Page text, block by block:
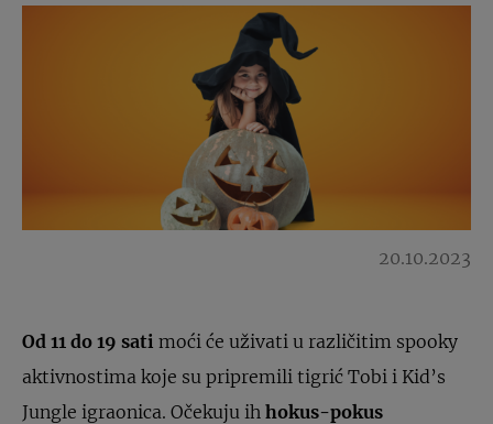
20.10.2023
Od 11 do 19 sati moći će uživati u različitim spooky
aktivnostima koje su pripremili tigrić Tobi i Kid’s
Jungle igraonica. Očekuju ih hokus-pokus